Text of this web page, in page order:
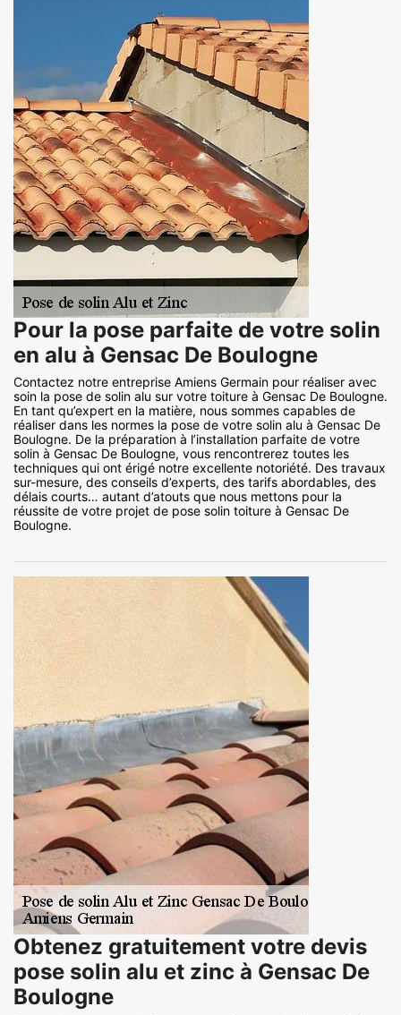
Pour la pose parfaite de votre solin
en alu à Gensac De Boulogne
Contactez notre entreprise Amiens Germain pour réaliser avec
soin la pose de solin alu sur votre toiture à Gensac De Boulogne.
En tant qu’expert en la matière, nous sommes capables de
réaliser dans les normes la pose de votre solin alu à Gensac De
Boulogne. De la préparation à l’installation parfaite de votre
solin à Gensac De Boulogne, vous rencontrerez toutes les
techniques qui ont érigé notre excellente notoriété. Des travaux
sur-mesure, des conseils d’experts, des tarifs abordables, des
délais courts… autant d’atouts que nous mettons pour la
réussite de votre projet de pose solin toiture à Gensac De
Boulogne.
Obtenez gratuitement votre devis
pose solin alu et zinc à Gensac De
Boulogne